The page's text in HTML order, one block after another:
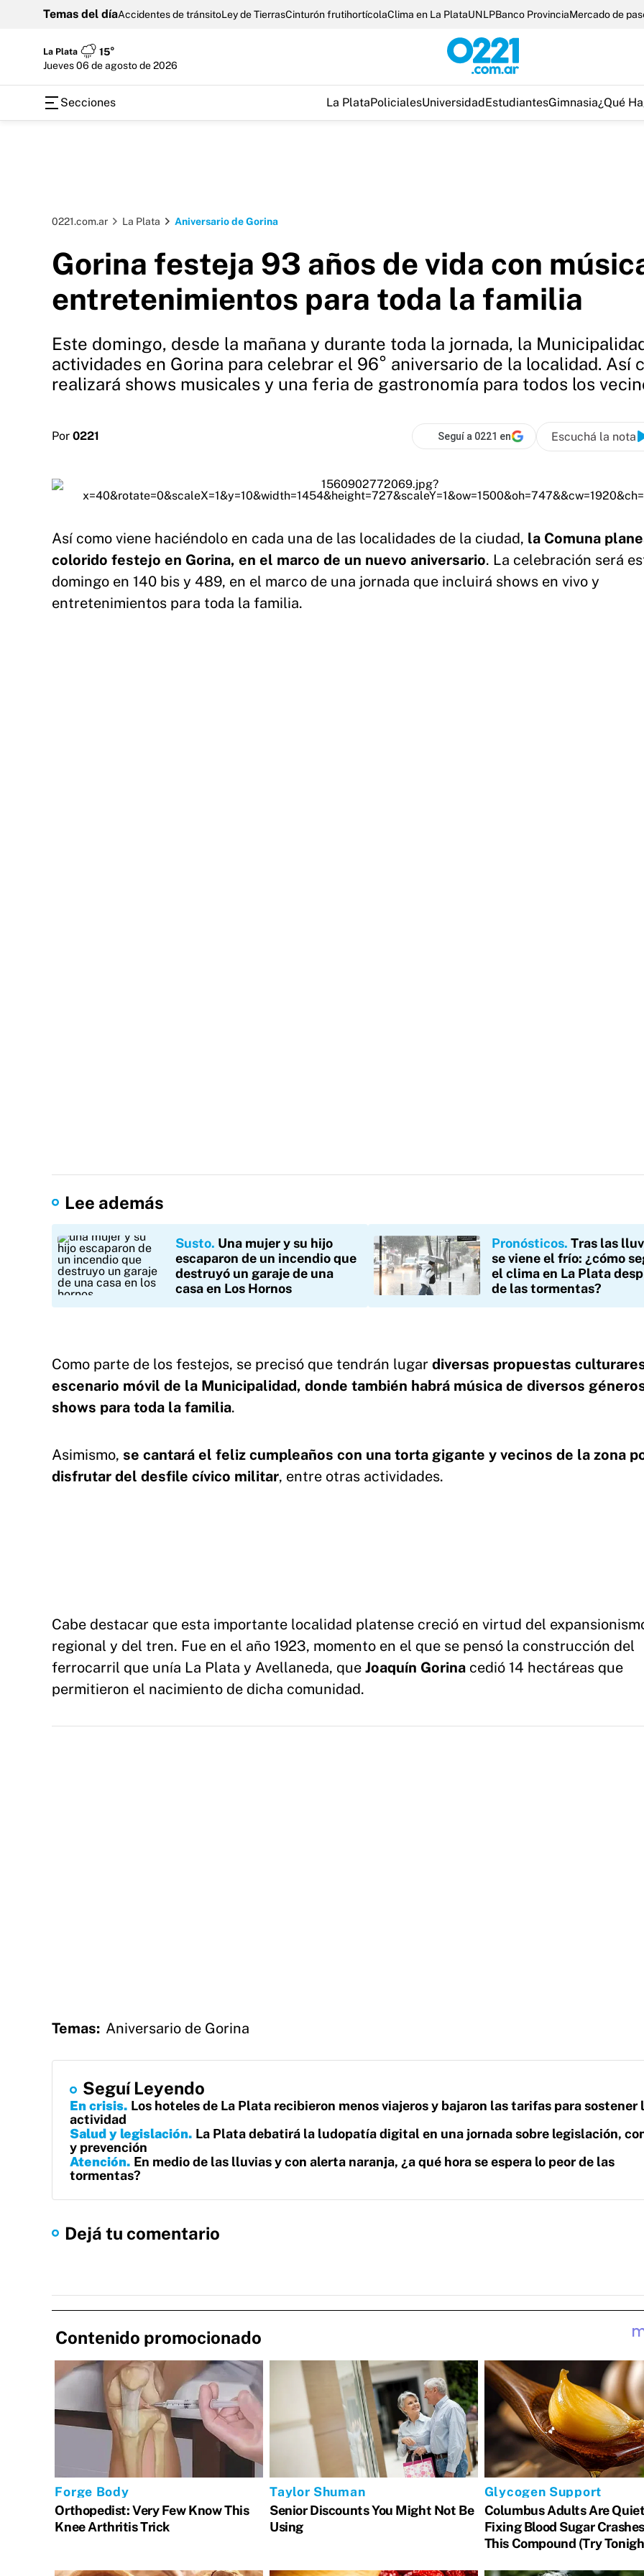
Temas del díaAccidentes de tránsitoLey de TierrasCinturón frutihortícolaClima en La PlataUNLPBanco ProvinciaMercado de
La Plata
15°
jueves 06 de agosto de 2026
Secciones La PlataPolicialesUniversidadEstudiantesGimnasia¿Qué
0221.com.ar La Plata Aniversario de Gorina
Gorina festeja 93 años de vida con
entretenimientos para toda la familia
Este domingo, desde la mañana y durante toda la jornada, la
actividades en Gorina para celebrar el 96° aniversario de la localidad. Así
realizará shows musicales y una feria de gastronomía para todos los
Por 0221 Seguí a 0221 en Escuchá la nota
Así como viene haciéndolo en cada una de las localidades de la ciudad, la Comuna
colorido festejo en Gorina, en el marco de un nuevo aniversario. La celebración será
domingo en 140 bis y 489, en el marco de una jornada que incluirá shows en vivo y
entretenimientos para toda la familia.
Lee además
Susto Una mujer y su hijo
escaparon de un incendio que
destruyó un garaje de una
casa en Los Hornos
Pronósticos Tras las
se viene el frío: ¿cómo
el clima en La Plata
de las tormentas?
Como parte de los festejos, se precisó que tendrán lugar diversas propuestas
escenario móvil de la Municipalidad, donde también habrá música de diversos
shows para toda la familia.
Asimismo, se cantará el feliz cumpleaños con una torta gigante y vecinos de la zona
disfrutar del desfile cívico militar, entre otras actividades.
Cabe destacar que esta importante localidad platense creció en virtud del
regional y del tren. Fue en el año 1923, momento en el que se pensó la construcción del
ferrocarril que unía La Plata y Avellaneda, que Joaquín Gorina cedió 14 hectáreas que
permitieron el nacimiento de dicha comunidad.
Temas: Aniversario de Gorina
Seguí Leyendo
En crisis Los hoteles de La Plata recibieron menos viajeros y bajaron las tarifas para sostener
actividad
Salud y legislación La Plata debatirá la ludopatía digital en una jornada sobre legislación,
y prevención
Atención En medio de las lluvias y con alerta naranja, ¿a qué hora se espera lo peor de las
tormentas?
Dejá tu comentario